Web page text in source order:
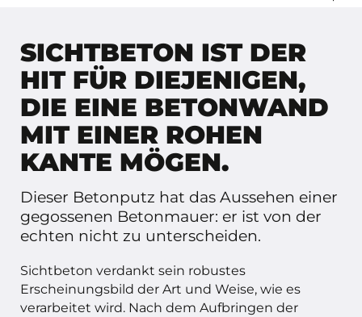
nach. Falls erforderlich, wischen Sie die Wand mit
einem feuchten Tuch ab.
SICHTBETON IST DER
HIT FÜR DIEJENIGEN,
DIE EINE BETONWAND
MIT EINER ROHEN
KANTE MÖGEN.
Dieser Betonputz hat das Aussehen einer
gegossenen Betonmauer: er ist von der
echten nicht zu unterscheiden.
Sichtbeton verdankt sein robustes
Erscheinungsbild der Art und Weise, wie es
verarbeitet wird. Nach dem Aufbringen der